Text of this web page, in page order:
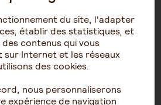
pour les revenus de
cas d’arrêt maladie,
du travail : ils
versés par
pris en charge par
ou de
du site, l'adapter
établir des statistiques, et
contenus qui vous
Internet et les réseaux
des cookies.
nous personnaliserons
expérience de navigation